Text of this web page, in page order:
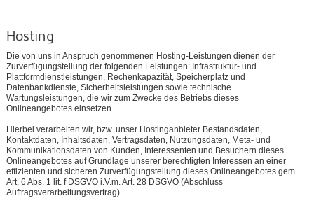
Hosting
Die von uns in Anspruch genommenen Hosting-Leistungen dienen der
Zurverfügungstellung der folgenden Leistungen: Infrastruktur- und
Plattformdienstleistungen, Rechenkapazität, Speicherplatz und
Datenbankdienste, Sicherheitsleistungen sowie technische
Wartungsleistungen, die wir zum Zwecke des Betriebs dieses
Onlineangebotes einsetzen.
Hierbei verarbeiten wir, bzw. unser Hostinganbieter Bestandsdaten,
Kontaktdaten, Inhaltsdaten, Vertragsdaten, Nutzungsdaten, Meta- und
Kommunikationsdaten von Kunden, Interessenten und Besuchern dieses
Onlineangebotes auf Grundlage unserer berechtigten Interessen an einer
effizienten und sicheren Zurverfügungstellung dieses Onlineangebotes gem.
Art. 6 Abs. 1 lit. f DSGVO i.V.m. Art. 28 DSGVO (Abschluss
Auftragsverarbeitungsvertrag).